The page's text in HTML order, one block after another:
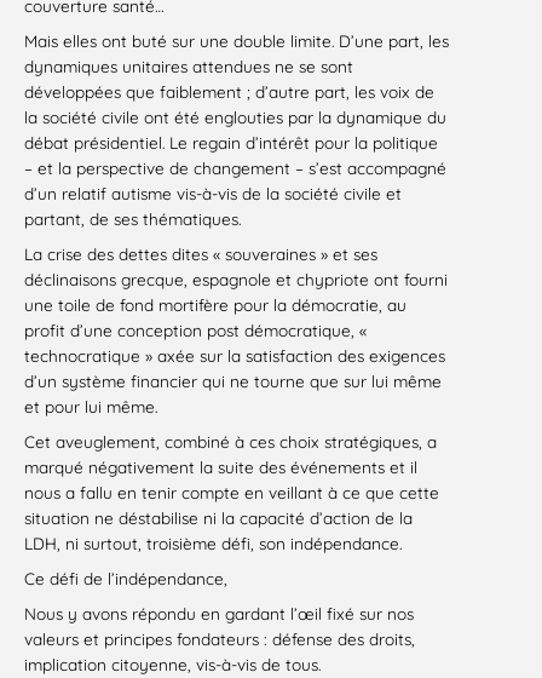
couverture santé…
Mais elles ont buté sur une double limite. D’une part, les
dynamiques unitaires attendues ne se sont
développées que faiblement ; d’autre part, les voix de
la société civile ont été englouties par la dynamique du
débat présidentiel. Le regain d’intérêt pour la politique
– et la perspective de changement – s’est accompagné
d’un relatif autisme vis-à-vis de la société civile et
partant, de ses thématiques.
La crise des dettes dites « souveraines » et ses
déclinaisons grecque, espagnole et chypriote ont fourni
une toile de fond mortifère pour la démocratie, au
profit d’une conception post démocratique, «
technocratique » axée sur la satisfaction des exigences
d’un système financier qui ne tourne que sur lui même
et pour lui même.
Cet aveuglement, combiné à ces choix stratégiques, a
marqué négativement la suite des événements et il
nous a fallu en tenir compte en veillant à ce que cette
situation ne déstabilise ni la capacité d’action de la
LDH, ni surtout, troisième défi, son indépendance.
Ce défi de l’indépendance,
Nous y avons répondu en gardant l’œil fixé sur nos
valeurs et principes fondateurs : défense des droits,
implication citoyenne, vis-à-vis de tous.